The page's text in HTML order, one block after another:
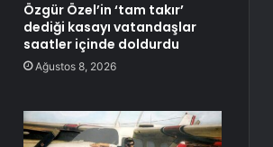
Özgür Özel’in ‘tam takır’
dediği kasayı vatandaşlar
saatler içinde doldurdu
Ağustos 8, 2026